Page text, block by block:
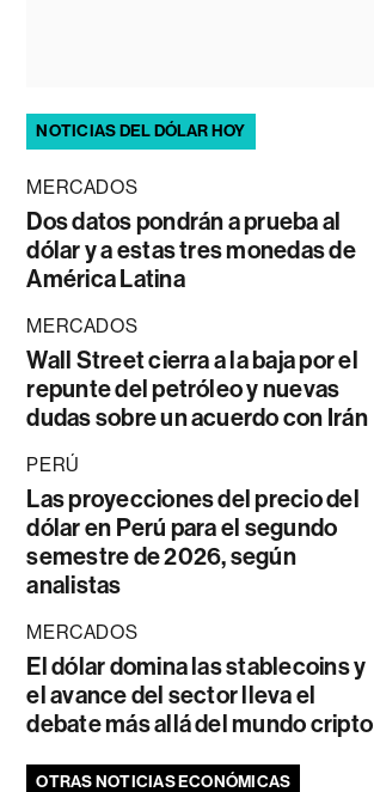
NOTICIAS DEL DÓLAR HOY
MERCADOS
Dos datos pondrán a prueba al
dólar y a estas tres monedas de
América Latina
MERCADOS
Wall Street cierra a la baja por el
repunte del petróleo y nuevas
dudas sobre un acuerdo con Irán
PERÚ
Las proyecciones del precio del
dólar en Perú para el segundo
semestre de 2026, según
analistas
MERCADOS
El dólar domina las stablecoins y
el avance del sector lleva el
debate más allá del mundo cripto
OTRAS NOTICIAS ECONÓMICAS